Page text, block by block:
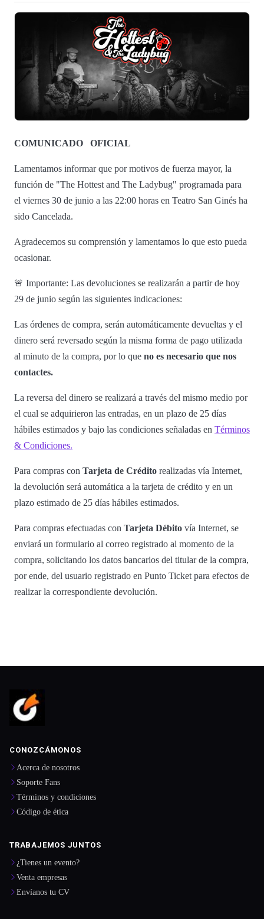
COMUNICADO OFICIAL
Lamentamos informar que por motivos de fuerza mayor, la
función de "The Hottest and The Ladybug" programada para
el viernes 30 de junio a las 22:00 horas en Teatro San Ginés ha
sido Cancelada.
Agradecemos su comprensión y lamentamos lo que esto pueda
ocasionar.
🚨 Importante: Las devoluciones se realizarán a partir de hoy
29 de junio según las siguientes indicaciones:
Las órdenes de compra, serán automáticamente devueltas y el
dinero será reversado según la misma forma de pago utilizada
al minuto de la compra, por lo que no es necesario que nos
contactes.
La reversa del dinero se realizará a través del mismo medio por
el cual se adquirieron las entradas, en un plazo de 25 días
hábiles estimados y bajo las condiciones señaladas en Términos
& Condiciones.
Para compras con Tarjeta de Crédito realizadas vía Internet,
la devolución será automática a la tarjeta de crédito y en un
plazo estimado de 25 días hábiles estimados.
Para compras efectuadas con Tarjeta Débito vía Internet, se
enviará un formulario al correo registrado al momento de la
compra, solicitando los datos bancarios del titular de la compra,
por ende, del usuario registrado en Punto Ticket para efectos de
realizar la correspondiente devolución.
CONOZCÁMONOS
Acerca de nosotros
Soporte Fans
Términos y condiciones
Código de ética
TRABAJEMOS JUNTOS
¿Tienes un evento?
Venta empresas
Envíanos tu CV